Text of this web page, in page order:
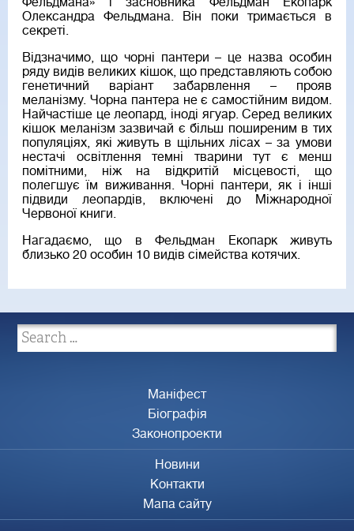
Олександра Фельдмана. Він поки тримається в
секреті.
Відзначимо, що чорні пантери – це назва особин
ряду видів великих кішок, що представляють собою
генетичний варіант забарвлення – прояв
меланізму. Чорна пантера не є самостійним видом.
Найчастіше це леопард, іноді ягуар. Серед великих
кішок меланізм зазвичай є більш поширеним в тих
популяціях, які живуть в щільних лісах – за умови
нестачі освітлення темні тварини тут є менш
помітними, ніж на відкритій місцевості, що
полегшує їм виживання. Чорні пантери, як і інші
підвиди леопардів, включені до Міжнародної
Червоної книги.
Нагадаємо, що в Фельдман Екопарк живуть
близько 20 особин 10 видів сімейства котячих.
Маніфест
Біографія
Законопроекти
Новини
Контакти
Мапа сайту